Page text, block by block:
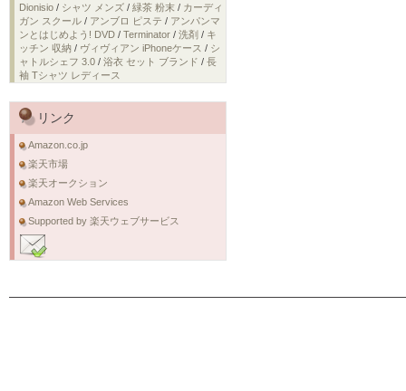
Dionisio / シャツ メンズ / 緑茶 粉末 / カーディ
ガン スクール / アンブロ ピステ / アンパンマ
ンとはじめよう! DVD / Terminator / 洗剤 / キ
ッチン 収納 / ヴィヴィアン iPhoneケース / シ
ャトルシェフ 3.0 / 浴衣 セット ブランド / 長
袖 Tシャツ レディース
リンク
Amazon.co.jp
楽天市場
楽天オークション
Amazon Web Services
Supported by 楽天ウェブサービス